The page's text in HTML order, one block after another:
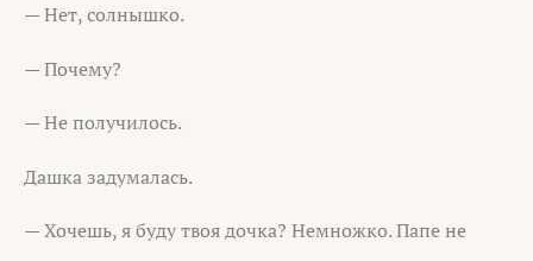
— Нет, солнышко.
— Почему?
— Не получилось.
Дашка задумалась.
— Хочешь, я буду твоя дочка? Немножко. Папе не